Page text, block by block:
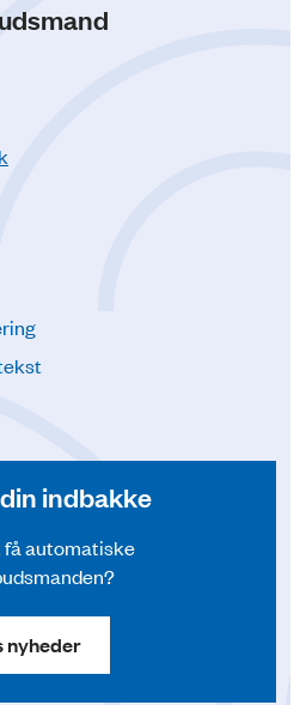
indbakke
få automatiske
nyheder